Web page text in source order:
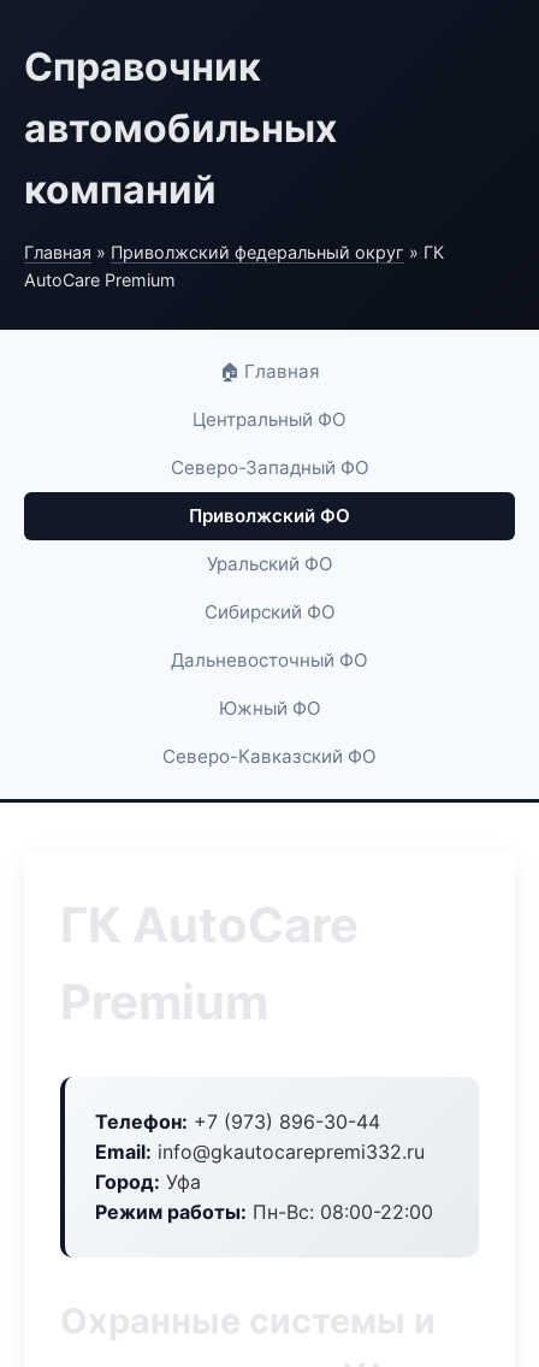
Справочник
автомобильных
компаний
Главная » Приволжский федеральный округ » ГК
AutoCare Premium
🏠 Главная
Центральный ФО
Северо-Западный ФО
Приволжский ФО
Уральский ФО
Сибирский ФО
Дальневосточный ФО
Южный ФО
Северо-Кавказский ФО
ГК AutoCare
Premium
Телефон: +7 (973) 896-30-44
Email: info@gkautocarepremi332.ru
Город: Уфа
Режим работы: Пн-Вс: 08:00-22:00
Охранные системы и